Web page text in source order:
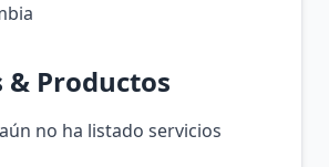
& Productos
no ha listado servicios